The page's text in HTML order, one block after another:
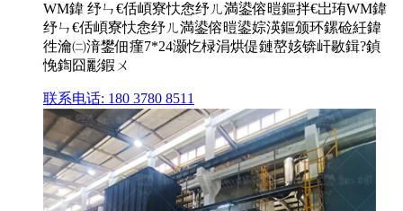
WM鍏 纾ㄣ€佸崸寮忕悆纾ㄦ満鍙傛暟鏂拌€岀珛WM鍏
纾ㄣ€佸崸寮忕悆纾ㄦ満鍙傛暟鍙婃渶鏂颁环鏍硷紝鍏
徃瀹㈡湇鐢佃瘽7*24灏忔椂涓烘偍鏈嶅姟锛屽敭鍓?鍞
悗鍧囧彲鍜ㄨ
联系电话: 180 3780 8511